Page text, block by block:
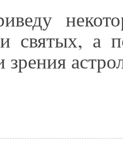
святых, а
зрения